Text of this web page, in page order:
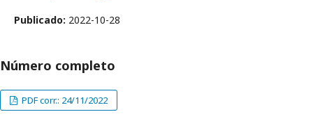
Publicado: 2022-10-28
Número completo
PDF corr.: 24/11/2022